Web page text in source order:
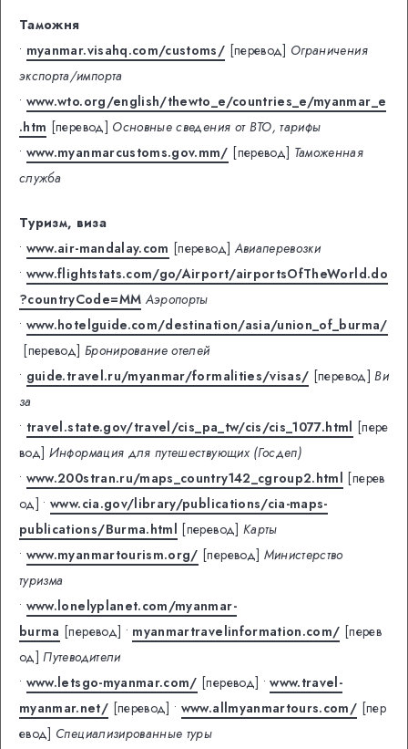
Таможня
• myanmar.visahq.com/customs/ [перевод] Ограничения
экспорта/импорта
• www.wto.org/english/thewto_e/countries_e/myanmar_e
.htm [перевод] Основные сведения от ВТО, тарифы
• www.myanmarcustoms.gov.mm/ [перевод] Таможенная
служба
Туризм, виза
• www.air-mandalay.com [перевод] Авиаперевозки
• www.flightstats.com/go/Airport/airportsOfTheWorld.do
?countryCode=MM Аэропорты
• www.hotelguide.com/destination/asia/union_of_burma/
[перевод] Бронирование отелей
• guide.travel.ru/myanmar/formalities/visas/ [перевод] Ви
за
• travel.state.gov/travel/cis_pa_tw/cis/cis_1077.html [пере
вод] Информация для путешествующих (Госдеп)
• www.200stran.ru/maps_country142_cgroup2.html [перев
од] •www.cia.gov/library/publications/cia-maps-
publications/Burma.html [перевод] Карты
• www.myanmartourism.org/ [перевод] Министерство
туризма
• www.lonelyplanet.com/myanmar-
burma [перевод] • myanmartravelinformation.com/ [перев
од] Путеводители
• www.letsgo-myanmar.com/ [перевод] •www.travel-
myanmar.net/ [перевод] • www.allmyanmartours.com/ [пер
евод] Специализированные туры